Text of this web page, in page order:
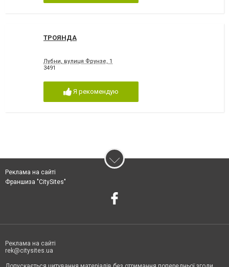
ТРОЯНДА
Лубни, вулиця Фрунзе, 1
3491
Я рекомендую
Реклама на сайті
Франшиза "CitySites"
Реклама на сайті
rek@citysites.ua